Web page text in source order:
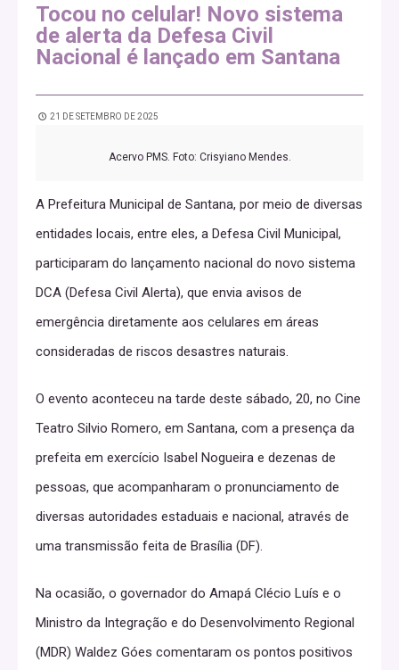
Tocou no celular! Novo sistema
de alerta da Defesa Civil
Nacional é lançado em Santana
21 DE SETEMBRO DE 2025
Acervo PMS. Foto: Crisyiano Mendes.
A Prefeitura Municipal de Santana, por meio de diversas
entidades locais, entre eles, a Defesa Civil Municipal,
participaram do lançamento nacional do novo sistema
DCA (Defesa Civil Alerta), que envia avisos de
emergência diretamente aos celulares em áreas
consideradas de riscos desastres naturais.
O evento aconteceu na tarde deste sábado, 20, no Cine
Teatro Silvio Romero, em Santana, com a presença da
prefeita em exercício Isabel Nogueira e dezenas de
pessoas, que acompanharam o pronunciamento de
diversas autoridades estaduais e nacional, através de
uma transmissão feita de Brasília (DF).
Na ocasião, o governador do Amapá Clécio Luís e o
Ministro da Integração e do Desenvolvimento Regional
(MDR) Waldez Góes comentaram os pontos positivos